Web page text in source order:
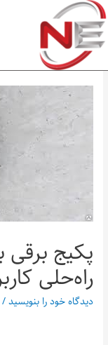
پکیج
راه‌حلی
دیدگاه‌ خود را بنویسید